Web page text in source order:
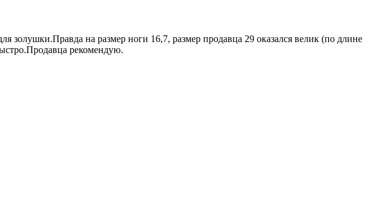
золушки.Правда на размер ноги 16,7, размер продавца 29 оказался велик (по длине
рекомендую.